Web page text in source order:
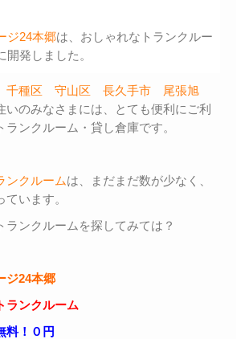
ジ24本郷は、おしゃれなトランクルー
開発しました。
千種区 守山区 長久手市
尾張旭
いのみなさまには、とても便利にご利
ランクルーム・貸し倉庫です。
ンクルームは、まだまだ数が少なく、
います。
ランクルームを探してみては？
ジ24本郷
ランクルーム
料！０円